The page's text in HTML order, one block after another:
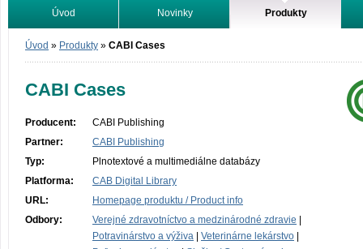
Úvod Novinky Produkty
Vyhľadávanie Tutoriály
Úvod » Produkty » CABI Cases
CABI Cases
Producent:
CABI Publishing
Partner:
CABI Publishing
Typ:
Plnotextové a multimediálne databázy
Platforma:
CAB Digital Library
URL:
Homepage produktu / Product info
Odbory:
Verejné zdravotníctvo a medzinárodné zdravie
Potravinárstvo a výživa
Veterinárne lekárstvo